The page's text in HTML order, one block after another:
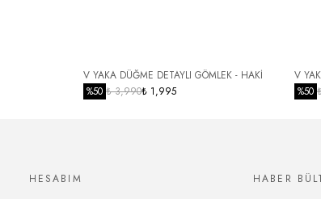
V YAKA DÜĞME DETAYLI GÖMLEK - HAKİ
%50 ₺ 3,990₺ 1,995
V
%50
HESABIM HABER